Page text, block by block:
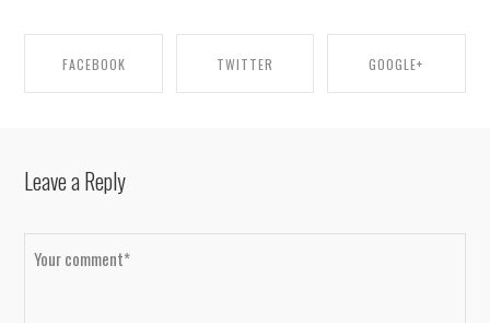
FACEBOOK TWITTER GOOGLE+
Leave a Reply